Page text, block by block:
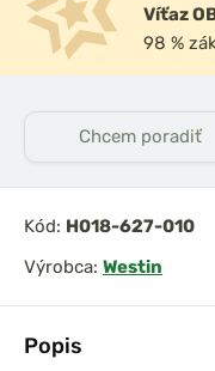
Popis
Víťaz
98 %
Chcem poradiť
Kód: H018-627-010
Výrobca: Westin